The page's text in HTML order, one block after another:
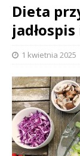
Dieta
1 kwietnia 2025